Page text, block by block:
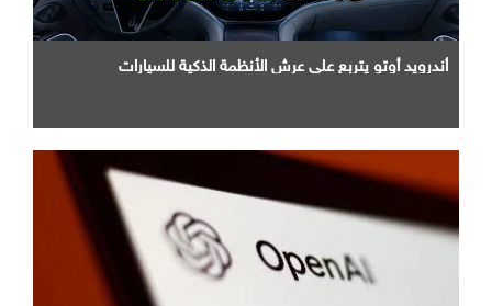
أندرويد أوتو يتربع علي عرش الأنظمة الذكية للسيارات